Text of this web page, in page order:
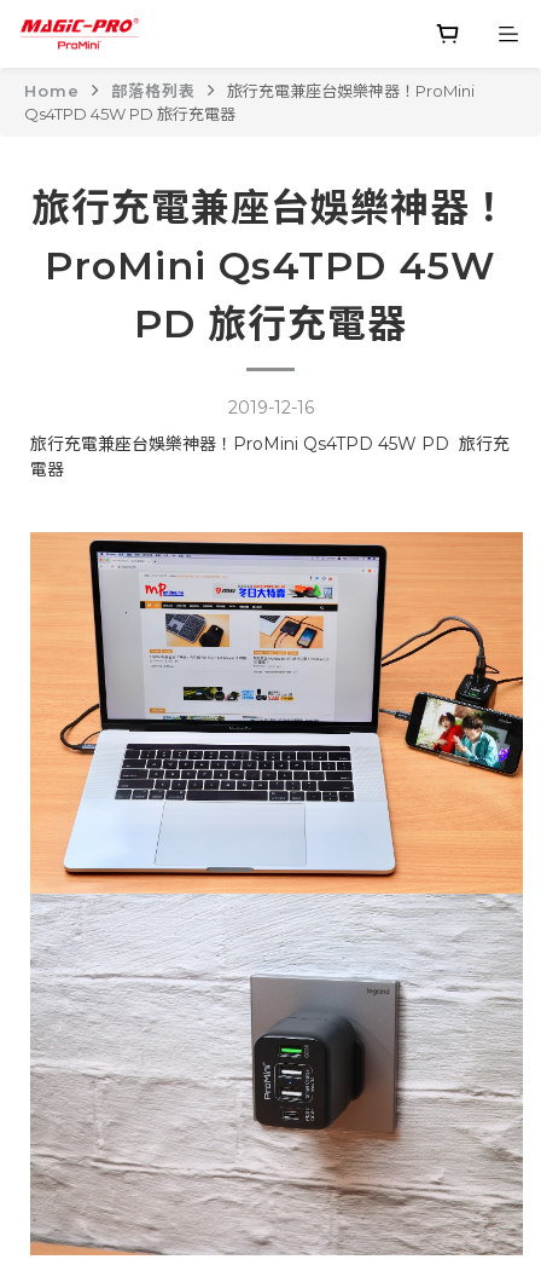
Home 部落格列表
旅行充電兼座台娛樂神器！ProMini
Qs4TPD 45W PD 旅行充電器
旅行充電兼座台娛樂神器！
ProMini Qs4TPD 45W
PD 旅行充電器
2019-12-16
旅行充電兼座台娛樂神器！ProMini Qs4TPD 45W PD 旅行充
電器